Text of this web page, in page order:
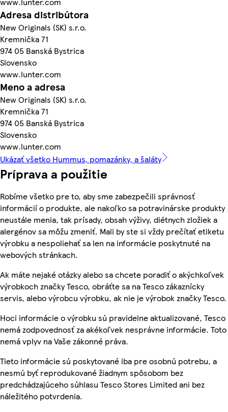
Adresa distribútora
New Originals (SK) s.r.o.
Kremnička 71
974 05 Banská Bystrica
Slovensko
www.lunter.com
Meno a adresa
New Originals (SK) s.r.o.
Kremnička 71
974 05 Banská Bystrica
Slovensko
www.lunter.com
Ukázať všetko Hummus, pomazánky, a šaláty
Príprava a použitie
Robíme všetko pre to, aby sme zabezpečili správnosť
informácií o produkte, ale nakoľko sa potravinárske produkty
neustále menia, tak prísady, obsah výživy, diétnych zložiek a
alergénov sa môžu zmeniť. Mali by ste si vždy prečítať etiketu
výrobku a nespoliehať sa len na informácie poskytnuté na
webových stránkach.
Ak máte nejaké otázky alebo sa chcete poradiť o akýchkoľvek
výrobkoch značky Tesco, obráťte sa na Tesco zákaznícky
servis, alebo výrobcu výrobku, ak nie je výrobok značky Tesco.
Hoci informácie o výrobku sú pravidelne aktualizované, Tesco
nemá zodpovednosť za akékoľvek nesprávne informácie. Toto
nemá vplyv na Vaše zákonné práva.
Tieto informácie sú poskytované iba pre osobnú potrebu, a
nesmú byť reprodukované žiadnym spôsobom bez
predchádzajúceho súhlasu Tesco Stores Limited ani bez
náležitého potvrdenia.